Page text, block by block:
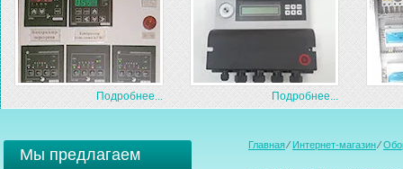
Подробнее... Подробнее...
Главная⁄ Интернет-магазин⁄
Мы предлагаем